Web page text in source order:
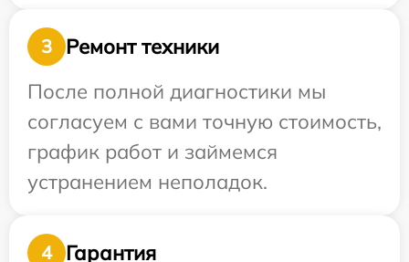
3
Ремонт техники
После полной диагностики мы
согласуем с вами точную стоимость,
график работ и займемся
устранением неполадок.
4 Гарантия